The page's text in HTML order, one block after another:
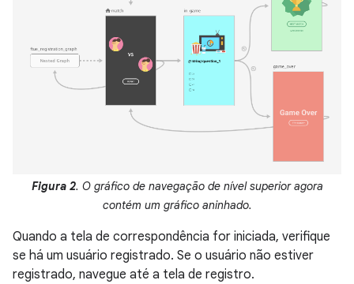
Figura 2. O gráfico de navegação de nível superior agora
contém um gráfico aninhado.
Quando a tela de correspondência for iniciada, verifique
se há um usuário registrado. Se o usuário não estiver
registrado, navegue até a tela de registro.